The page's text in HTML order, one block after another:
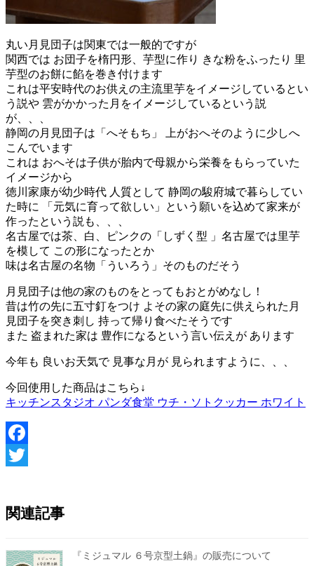
丸い月見団子は関東では一般的ですが
関西では お団子を楕円形、芋型に作り きな粉をふったり 里
芋型のお餅に餡を巻き付けます
これは平安時代のお供えの主流里芋をイメージしているとい
う説や 雲がかかった月をイメージしているという説
が、、、
静岡の月見団子は「へそもち」 上がおへそのように少しへ
こんでいます
これは おへそは子供が胎内で母親から栄養をもらっていた
イメージから
徳川家康が幼少時代 人質として 静岡の駿府城で暮らしてい
た時に 「元気に育って欲しい」という願いを込めて家来が
作ったという説も、、、
名古屋では茶、白、ピンクの「しずく型 」名古屋では里芋
を模して この形になったとか
味は名古屋の名物「ういろう」そのものだそう
月見団子は他の家のものをとってもおとがめなし！
昔は竹の先に五寸釘をつけ よその家の庭先に供えられた月
見団子を突き刺し 持って帰り食べたそうです
また 盗まれた家は 豊作になるという言い伝えが あります
今年も 良いお天気で 見事な月が 見られますように、、、
今回使用した商品はこちら↓
キッチンスタジオ パンダ食堂 ウチ・ソトクッカー ホワイト
Facebook
関連記事
『ミジュマル ６号京型土鍋』の販売について